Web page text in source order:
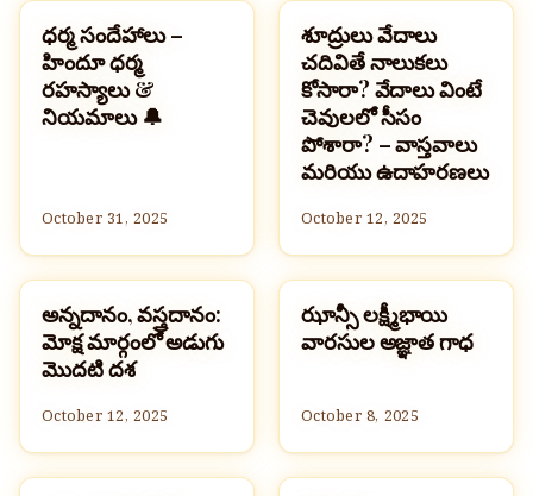
హిందూమతం
ధర్మ సందేహాలు –
హిందూ ధర్మ
రహస్యాలు &
నియమాలు 🔔
October 31, 2025
హిందూమతం
శూద్రులు వేదాలు
చదివితే నాలుకలు
కోసారా? వేదాలు వింటే
చెవులలో సీసం
పోశారా? – వాస్తవాలు
మరియు ఉదాహరణలు
October 12, 2025
హిందూమతం
అన్నదానం, వస్త్రదానం:
మోక్ష మార్గంలో అడుగు
మొదటి దశ
October 12, 2025
హిందూమతం
ఝాన్సీ లక్ష్మీభాయి
వారసుల అజ్ఞాత గాధ
October 8, 2025